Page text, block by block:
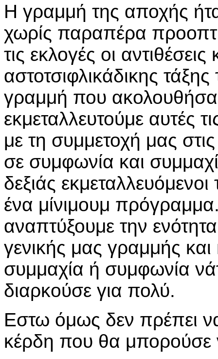
Η γραμμή της αποχής
χωρίς παραπέρα
τις εκλογές οι
αστοτσιφλικάδικης
γραμμή που
εκμεταλλευτούμε αυτές
με τη συμμετοχή μας
σε συμφωνία και
δεξιάς εκμεταλλευόμενοι
ένα μίνιμουμ
αναπτύξουμε την
γενικής μας γραμμής
συμμαχία ή συμφωνία
διαρκούσε για πολύ.
Εστω όμως δεν πρέπει
κέρδη που θα μπορούσε